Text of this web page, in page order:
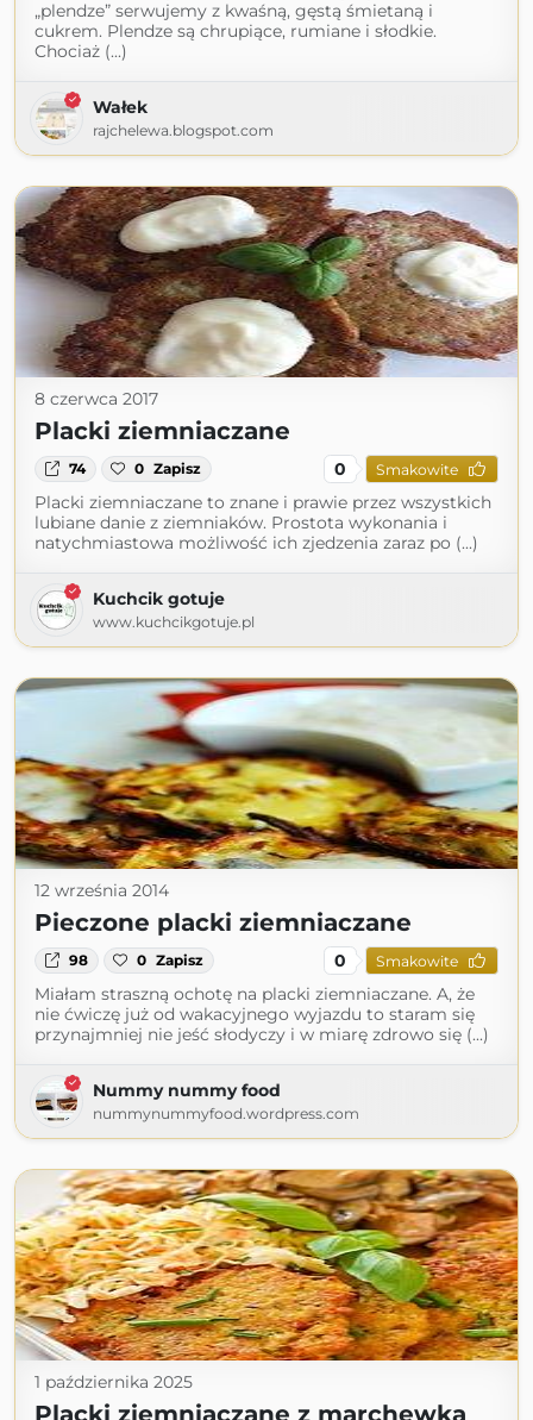
„plendze” serwujemy z kwaśną, gęstą śmietaną i
cukrem. Plendze są chrupiące, rumiane i słodkie.
Chociaż (...)
Wałek
rajchelewa.blogspot.com
8 czerwca 2017
Placki ziemniaczane
74 0 Zapisz 0 Smakowite
Placki ziemniaczane to znane i prawie przez wszystkich
lubiane danie z ziemniaków. Prostota wykonania i
natychmiastowa możliwość ich zjedzenia zaraz po (...)
Kuchcik gotuje
www.kuchcikgotuje.pl
12 września 2014
Pieczone placki ziemniaczane
98 0 Zapisz 0 Smakowite
Miałam straszną ochotę na placki ziemniaczane. A, że
nie ćwiczę już od wakacyjnego wyjazdu to staram się
przynajmniej nie jeść słodyczy i w miarę zdrowo się (...)
Nummy nummy food
nummynummyfood.wordpress.com
1 października 2025
Placki ziemniaczane z marchewką